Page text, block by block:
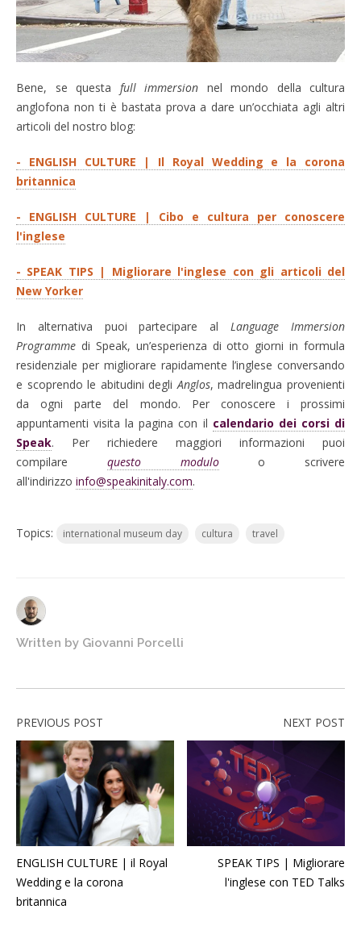
Bene, se questa full immersion nel mondo della cultura
anglofona non ti è bastata prova a dare un’occhiata agli altri
articoli del nostro blog:
- ENGLISH CULTURE | Il Royal Wedding e la corona
britannica
- ENGLISH CULTURE | Cibo e cultura per conoscere
l'inglese
- SPEAK TIPS | Migliorare l'inglese con gli articoli del
New Yorker
In alternativa puoi partecipare alLanguage Immersion
Programme di Speak, un’esperienza di otto giorni in formula
residenziale per migliorare rapidamente l’inglese conversando
e scoprendo le abitudini degliAnglos, madrelingua provenienti
da ogni parte del mondo. Per conoscere i prossimi
appuntamenti visita la pagina con il calendario dei corsi di
Speak. Per richiedere maggiori informazioni puoi
compilare
questo modulo
o scrivere
all'indirizzo info@speakinitaly.com.
Topics: international museum day cultura travel
Written by Giovanni Porcelli
PREVIOUS POST
ENGLISH CULTURE | il Royal
Wedding e la corona
britannica
NEXT POST
SPEAK TIPS | Migliorare
l'inglese con TED Talks